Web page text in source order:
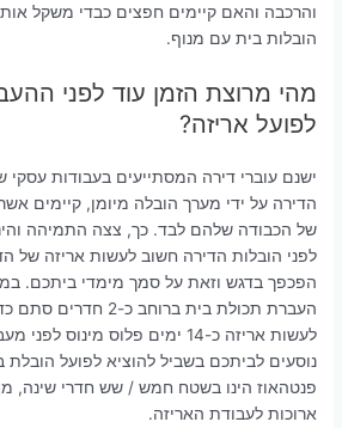
והרכבה והאם קיימים חפצים כבדי משקל אותם
הובלות בית עם מנוף.
מהי מרוצת הזמן עוד לפני
לפועל אריזה?
ישנם עוברי דירה המסתייעים בעבודות עסקי
הדירה על ידי מערך הובלה מיומן, קיימים
של הכבודה שלהם לבד. כך, צצה התמיהה
לפני הובלות הדירה חשוב לעשות אריזה של
הפכפך בדגש וזאת על סמך מימדי ביתכם.
העברת תכולת בית ברוחב
לעשות אריזה כ-14 ימים פלוס
נוסעים לביתכם בשביל להוציא לפועל
פנטהאוז הינו בשטח חמש / שש חדרי שינה,
ארוכות לעבודת האריזה.